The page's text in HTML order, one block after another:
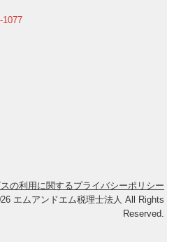
1077
の利用に関するプライバシーポリシー
エムアンドエム税理士法人 All Rights
Reserved.